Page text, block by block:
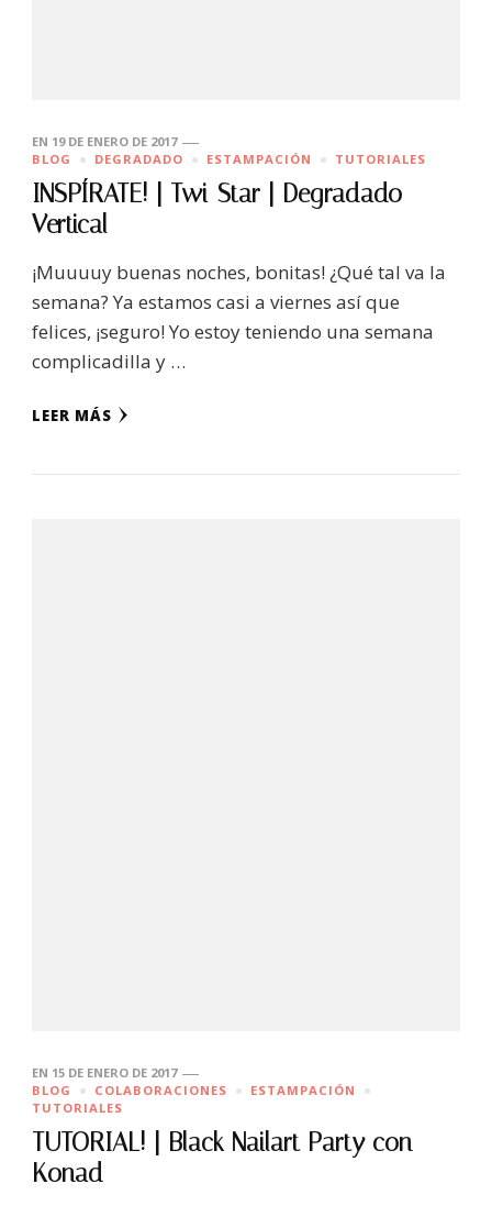
EN 19 DE ENERO DE 2017
BLOG
DEGRADADO ESTAMPACIÓN TUTORIALES
INSPÍRATE! | Twi-Star | Degradado
Vertical
¡Muuuuy buenas noches, bonitas! ¿Qué tal va la
semana? Ya estamos casi a viernes así que
felices, ¡seguro! Yo estoy teniendo una semana
complicadilla y …
LEER MÁS
EN 15 DE ENERO DE 2017
BLOG
COLABORACIONES
ESTAMPACIÓN
TUTORIALES
TUTORIAL! | Black Nailart Party con
Konad